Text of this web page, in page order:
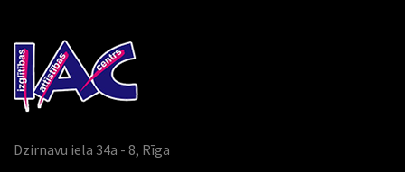
Dzirnavu iela 34a - 8, Rīga